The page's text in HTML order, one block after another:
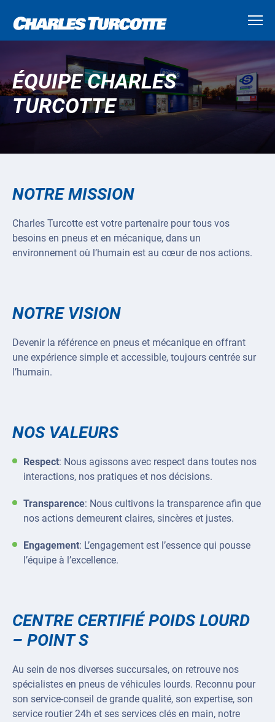
ÉQUIPE CHARLES
TURCOTTE
NOTRE MISSION
Charles Turcotte est votre partenaire pour tous vos
besoins en pneus et en mécanique, dans un
environnement où l’humain est au cœur de nos actions.
NOTRE VISION
Devenir la référence en pneus et mécanique en offrant
une expérience simple et accessible, toujours centrée sur
l’humain.
NOS VALEURS
Respect: Nous agissons avec respect dans toutes nos
interactions, nos pratiques et nos décisions.
Transparence: Nous cultivons la transparence afin que
nos actions demeurent claires, sincères et justes.
Engagement: L’engagement est l’essence qui pousse
l’équipe à l’excellence.
CENTRE CERTIFIÉ POIDS LOURD
– POINT S
Au sein de nos diverses succursales, on retrouve nos
spécialistes en pneus de véhicules lourds. Reconnu pour
son service-conseil de grande qualité, son expertise, son
service routier 24h et ses services clés en main, notre